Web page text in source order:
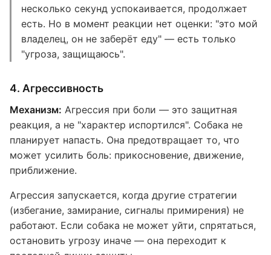
несколько секунд успокаивается, продолжает
есть. Но в момент реакции нет оценки: "это мой
владелец, он не заберёт еду" — есть только
"угроза, защищаюсь".
4. Агрессивность
Механизм: Агрессия при боли — это защитная
реакция, а не "характер испортился". Собака не
планирует напасть. Она предотвращает то, что
может усилить боль: прикосновение, движение,
приближение.
Агрессия запускается, когда другие стратегии
(избегание, замирание, сигналы примирения) не
работают. Если собака не может уйти, спрятаться,
остановить угрозу иначе — она переходит к